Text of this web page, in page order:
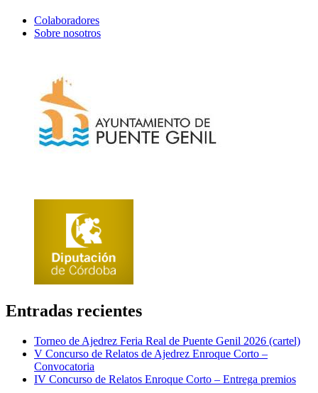
Colaboradores
Sobre nosotros
Entradas recientes
Torneo de Ajedrez Feria Real de Puente Genil 2026 (cartel)
V Concurso de Relatos de Ajedrez Enroque Corto –
Convocatoria
IV Concurso de Relatos Enroque Corto – Entrega premios